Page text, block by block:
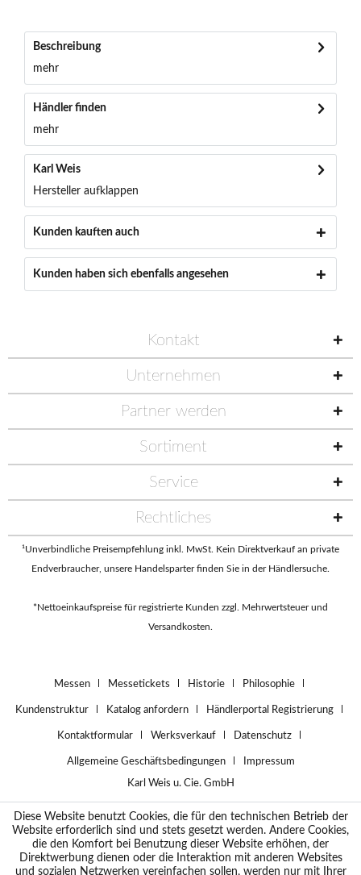
Beschreibung
mehr
Händler finden
mehr
Karl Weis
Hersteller aufklappen
Kunden kauften auch
Kunden haben sich ebenfalls angesehen
Rechtliches
Unternehmen
Partner werden
Kontakt
Sortiment
Service
¹Unverbindliche Preisempfehlung inkl. MwSt. Kein Direktverkauf an private
Endverbraucher, unsere Handelsparter finden Sie in der Händlersuche
*Nettoeinkaufspreise für registrierte Kunden zzgl. Mehrwertsteuer und
Versandkosten.
Messen Messetickets Historie Philosophie
Kundenstruktur Katalog anfordern Händlerportal Registrierung
Kontaktformular Werksverkauf Datenschutz
Allgemeine Geschäftsbedingungen Impressum
Karl Weis u. Cie. GmbH
Diese Website benutzt Cookies, die für den technischen Betrieb der
Website erforderlich sind und stets gesetzt werden. Andere Cookies,
die den Komfort bei Benutzung dieser Website erhöhen, der
Direktwerbung dienen oder die Interaktion mit anderen Websites
und sozialen Netzwerken vereinfachen sollen, werden nur mit Ihrer